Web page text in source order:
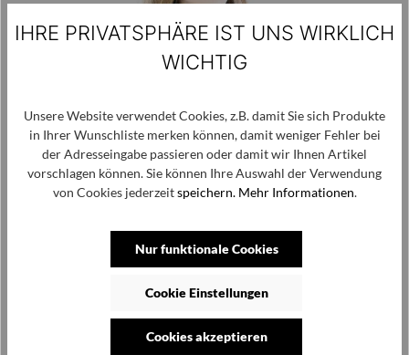
IHRE PRIVATSPHÄRE IST UNS WIRKLICH
WICHTIG
Unsere Website verwendet Cookies, z.B. damit Sie sich Produkte
in Ihrer Wunschliste merken können, damit weniger Fehler bei
der Adresseingabe passieren oder damit wir Ihnen Artikel
vorschlagen können. Sie können Ihre Auswahl der Verwendung
von Cookies jederzeitspeichern. Mehr Informationen.
Nur funktionale Cookies
Cookie Einstellungen
Cookies akzeptieren